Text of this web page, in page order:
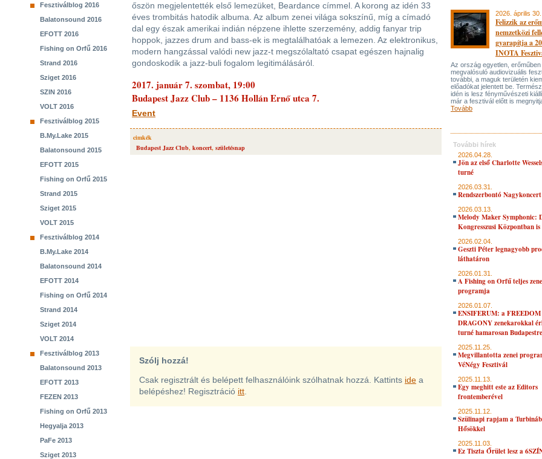
Fesztiválblog 2016
Balatonsound 2016
EFOTT 2016
Fishing on Orfű 2016
Strand 2016
Sziget 2016
SZIN 2016
VOLT 2016
Fesztiválblog 2015
B.My.Lake 2015
Balatonsound 2015
EFOTT 2015
Fishing on Orfű 2015
Strand 2015
Sziget 2015
VOLT 2015
Fesztiválblog 2014
B.My.Lake 2014
Balatonsound 2014
EFOTT 2014
Fishing on Orfű 2014
Strand 2014
Sziget 2014
VOLT 2014
Fesztiválblog 2013
Balatonsound 2013
EFOTT 2013
FEZEN 2013
Fishing on Orfű 2013
Hegyalja 2013
PaFe 2013
Sziget 2013
őszön megjelentették első lemezüket, Beardance címmel. A korong az idén 33
éves trombitás hatodik albuma. Az album zenei világa sokszínű, míg a címadó
dal egy észak amerikai indián népzene ihlette szerzemény, addig fanyar trip
hoppok, jazzes drum and bass-ek is megtalálhatóak a lemezen. Az elektronikus,
modern hangzással valódi new jazz-t megszólaltató csapat egészen hajnalig
gondoskodik a jazz-buli fogalom legitimálásáról.
2017. január 7. szombat, 19:00
Budapest Jazz Club – 1136 Hollán Ernő utca 7.
Event
cimkék
Budapest Jazz Club, koncert, születésnap
Szólj hozzá!
Csak regisztrált és belépett felhasználóink szólhatnak hozzá. Kattints ide a
belépéshez! Regisztráció itt
2026. április 30.
Felizzik az
nemzetközi
gyarapítja a
INOTA
Az ország egyetlen, erőműben
megvalósuló audiovizuális
további, a maguk területén
előadókat jelentett be.
idén is lesz fényművészeti
már a fesztivál előtt is
Tovább
További hírek
2026.04.28.
Jön az első Charlotte
turné
2026.03.31.
Rendszerbontó Nagykoncert
2026.03.13.
Melody Maker Symphonic:
Kongresszusi Központban is
2026.02.04.
Geszti Péter legnagyobb
láthatáron
2026.01.31.
A Fishing on Orfű teljes
programja
2026.01.07.
ENSIFERUM: a
DRAGONY zenekarokkal
turné hamarosan Budapestre
2025.11.25.
Megvillantotta zenei
VéNégy Fesztivál
2025.11.13.
Egy meghitt este az Editors
frontemberével
2025.11.12.
Szülinapi rapjam a
Hősökkel
2025.11.03.
Ez Tiszta Őrület lesz a